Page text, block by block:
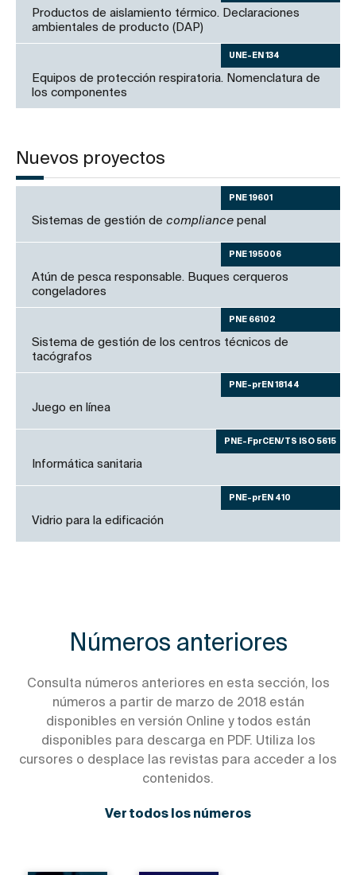
Productos de aislamiento térmico. Declaraciones
ambientales de producto (DAP)
UNE-EN 134
Equipos de protección respiratoria. Nomenclatura de
los componentes
Nuevos proyectos
PNE 19601
Sistemas de gestión de compliance penal
PNE 195006
Atún de pesca responsable. Buques cerqueros
congeladores
PNE 66102
Sistema de gestión de los centros técnicos de
tacógrafos
PNE-prEN 18144
Juego en línea
PNE-FprCEN/TS ISO 5615
Informática sanitaria
PNE-prEN 410
Vidrio para la edificación
Números anteriores
Consulta números anteriores en esta sección, los
números a partir de marzo de 2018 están
disponibles en versión Online y todos están
disponibles para descarga en PDF. Utiliza los
cursores o desplace las revistas para acceder a los
contenidos.
Ver todos los números